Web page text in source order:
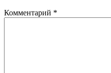
Комментарий *